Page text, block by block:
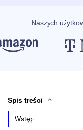
Naszych
Spis treści
Wstęp